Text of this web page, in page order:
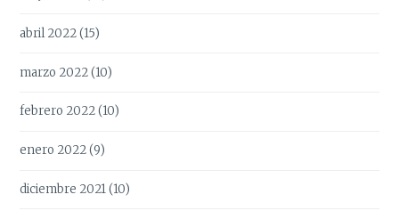
abril 2022(15)
marzo 2022(10)
febrero 2022(10)
enero 2022(9)
diciembre 2021(10)